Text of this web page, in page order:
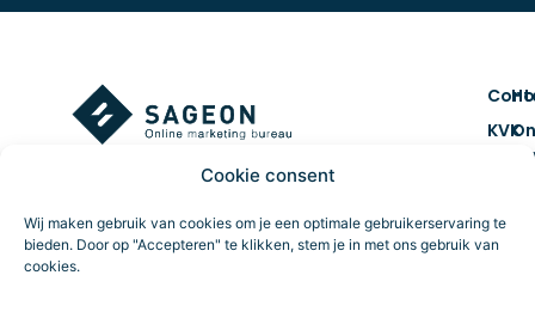
Cookie consent
Wij maken gebruik van cookies om je een optimale gebruikerservaring te
bieden. Door op "Accepteren" te klikken, stem je in met ons gebruik van
cookies.
KVK
BTW